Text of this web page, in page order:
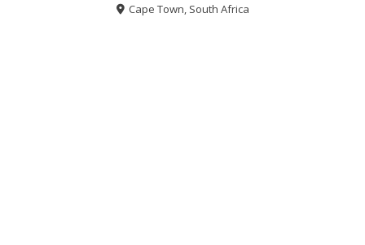
Cape Town, South Africa